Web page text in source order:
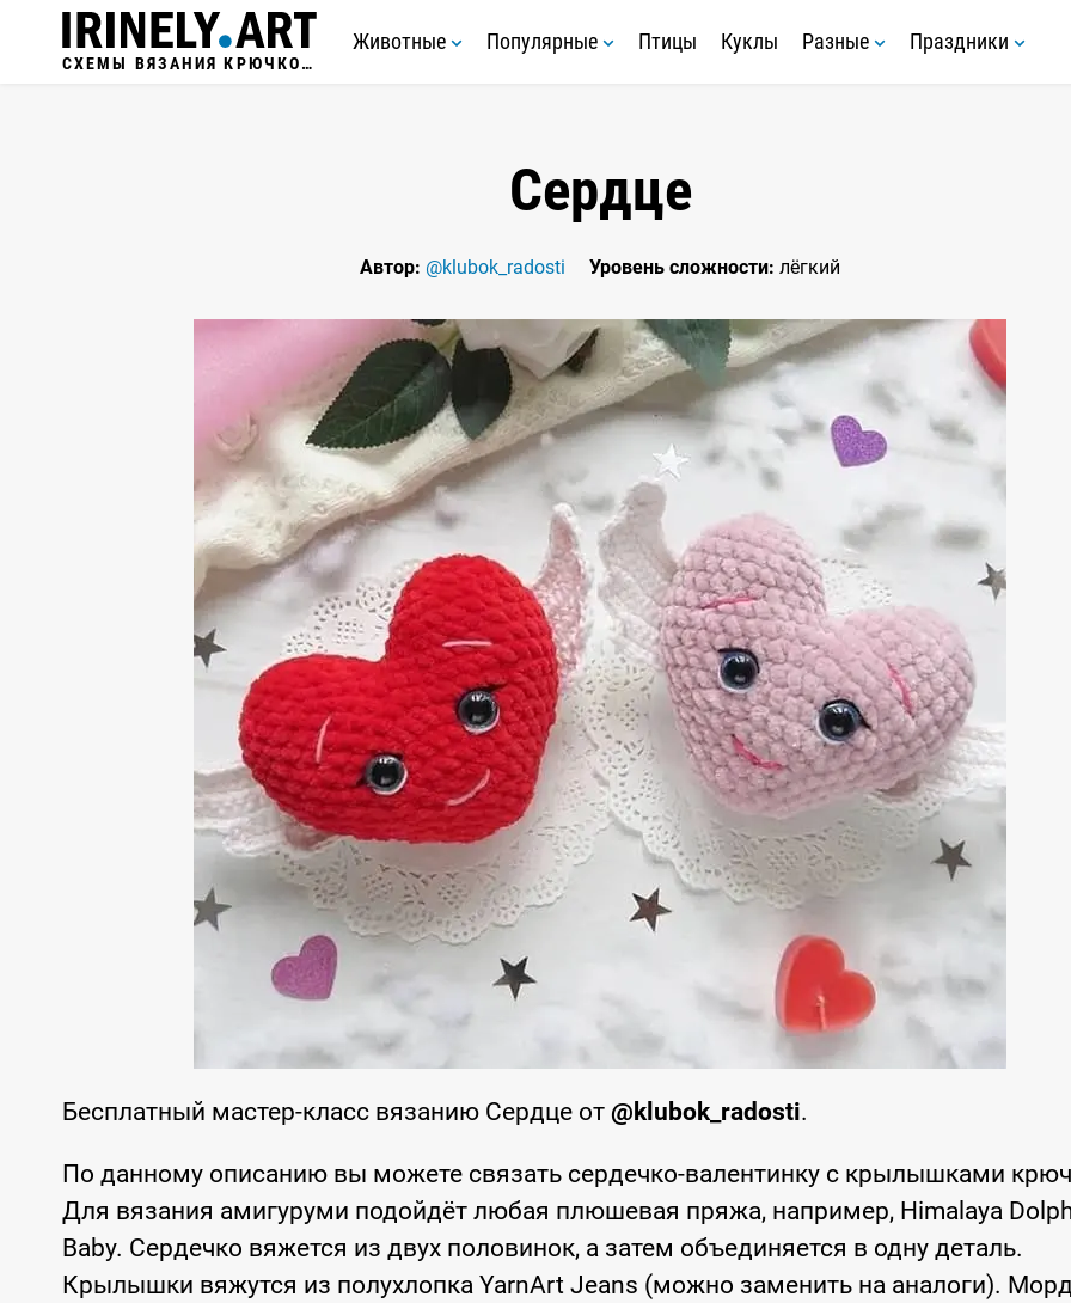
СХЕМЫ ВЯЗАНИЯ КРЮЧКОМ
Животные Популярные Птицы Куклы Разные Праздники
Сердце
Автор: @klubok_radosti Уровень сложности: лёгкий
Бесплатный мастер-класс вязанию Сердце от @klubok_radosti.
По данному описанию вы можете связать сердечко-валентинку с крылышками
Для вязания амигуруми подойдёт любая плюшевая пряжа, например, Himalaya
Baby. Сердечко вяжется из двух половинок, а затем объединяется в одну деталь.
Крылышки вяжутся из полухлопка YarnArt Jeans (можно заменить на аналоги).